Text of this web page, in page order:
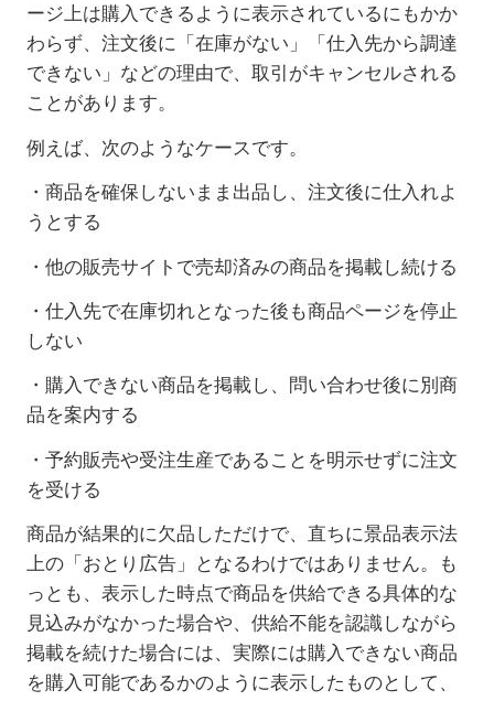
ージ上は購入できるように表示されているにもかか
わらず、注文後に「在庫がない」「仕入先から調達
できない」などの理由で、取引がキャンセルされる
ことがあります。
例えば、次のようなケースです。
・商品を確保しないまま出品し、注文後に仕入れよ
うとする
・他の販売サイトで売却済みの商品を掲載し続ける
・仕入先で在庫切れとなった後も商品ページを停止
しない
・購入できない商品を掲載し、問い合わせ後に別商
品を案内する
・予約販売や受注生産であることを明示せずに注文
を受ける
商品が結果的に欠品しただけで、直ちに景品表示法
上の「おとり広告」となるわけではありません。も
っとも、表示した時点で商品を供給できる具体的な
見込みがなかった場合や、供給不能を認識しながら
掲載を続けた場合には、実際には購入できない商品
を購入可能であるかのように表示したものとして、